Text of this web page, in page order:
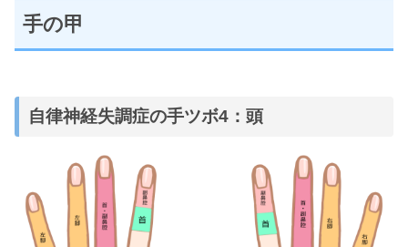
手の甲
自律神経失調症の手ツボ4：頭